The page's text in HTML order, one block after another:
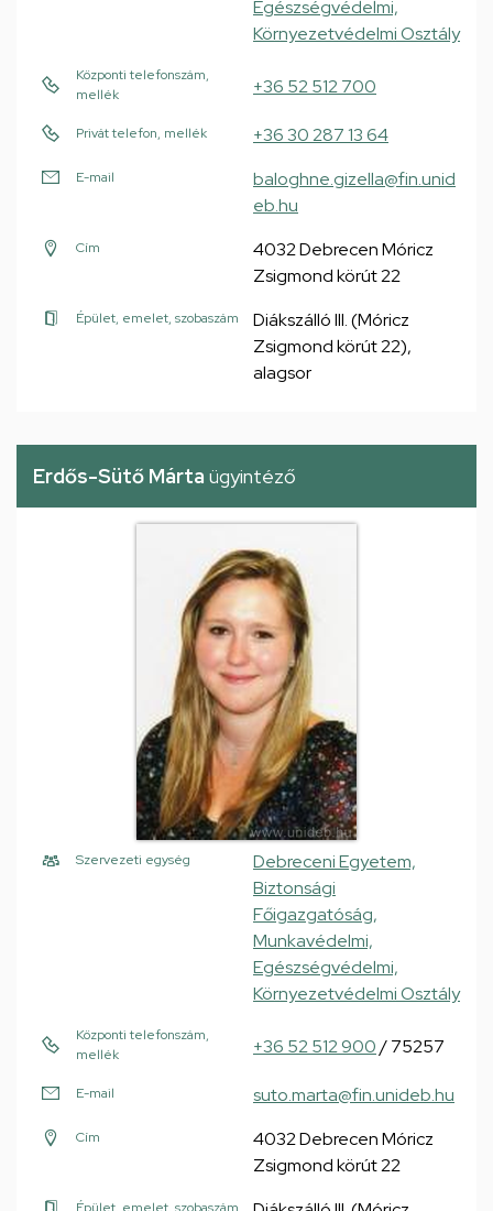
Egészségvédelmi,
Környezetvédelmi Osztály
Központi telefonszám,
mellék
+36 52 512 700
Privát telefon, mellék +36 30 287 13 64
E-mail
baloghne.gizella@fin.unid
eb.hu
Cím
4032 Debrecen Móricz
Zsigmond körút 22
Épület, emelet, szobaszám
Diákszálló III. (Móricz
Zsigmond körút 22),
alagsor
Erdős-Sütő Márta ügyintéző
Szervezeti egység
Debreceni Egyetem,
Biztonsági
Főigazgatóság,
Munkavédelmi,
Egészségvédelmi,
Környezetvédelmi Osztály
Központi telefonszám,
mellék
+36 52 512 900/ 75257
E-mail suto.marta@fin.unideb.hu
Cím
4032 Debrecen Móricz
Zsigmond körút 22